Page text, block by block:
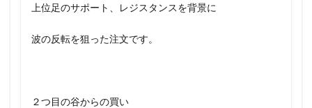
上位足のサポート、レジスタンスを背景に
波の反転を狙った注文です。
２つ目の谷からの買い